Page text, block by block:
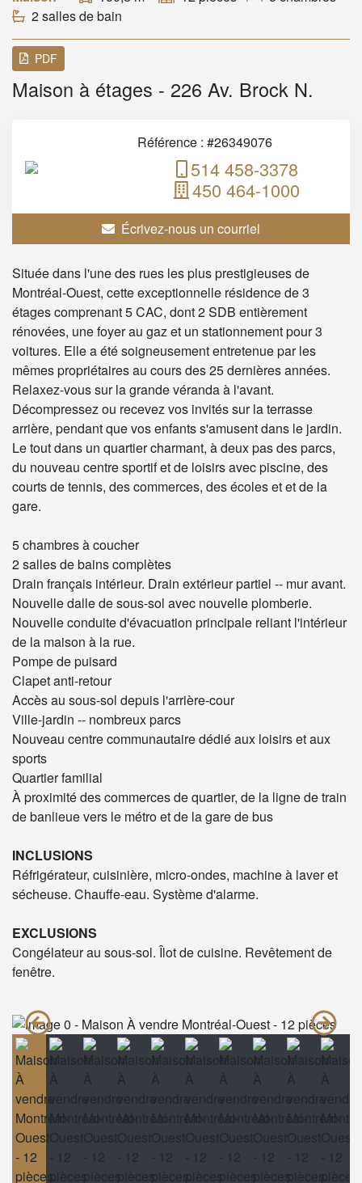
2 salles de bain
PDF
Maison à étages - 226 Av. Brock N.
Référence : #26349076
514 458-3378
450 464-1000
Écrivez-nous un courriel
Située dans l'une des rues les plus prestigieuses de
Montréal-Ouest, cette exceptionnelle résidence de 3
étages comprenant 5 CAC, dont 2 SDB entièrement
rénovées, une foyer au gaz et un stationnement pour 3
voitures. Elle a été soigneusement entretenue par les
mêmes propriétaires au cours des 25 dernières années.
Relaxez-vous sur la grande véranda à l'avant.
Décompressez ou recevez vos invités sur la terrasse
arrière, pendant que vos enfants s'amusent dans le jardin.
Le tout dans un quartier charmant, à deux pas des parcs,
du nouveau centre sportif et de loisirs avec piscine, des
courts de tennis, des commerces, des écoles et et de la
gare.
5 chambres à coucher
2 salles de bains complètes
Drain français intérieur. Drain extérieur partiel -- mur avant.
Nouvelle dalle de sous-sol avec nouvelle plomberie.
Nouvelle conduite d'évacuation principale reliant l'intérieur
de la maison à la rue.
Pompe de puisard
Clapet anti-retour
Accès au sous-sol depuis l'arrière-cour
Ville-jardin -- nombreux parcs
Nouveau centre communautaire dédié aux loisirs et aux
sports
Quartier familial
À proximité des commerces de quartier, de la ligne de train
de banlieue vers le métro et de la gare de bus
INCLUSIONS
Réfrigérateur, cuisinière, micro-ondes, machine à laver et
sécheuse. Chauffe-eau. Système d'alarme.
EXCLUSIONS
Congélateur au sous-sol. Îlot de cuisine. Revêtement de
fenêtre.